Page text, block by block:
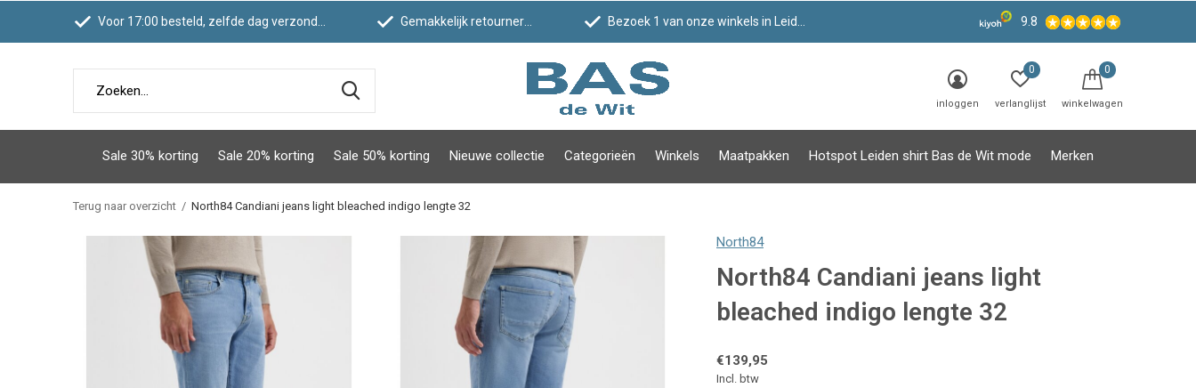
Sale 30% korting Sale 20% korting Sale 50% korting Nieuwe collectie Categorieën Winkels Maatpakken Hotspot Leiden shirt Bas de Wit mode Merken
inloggen verlanglijst
0
winkelwagen
0
Voor 17:00 besteld, zelfde dag verzonden Gemakkelijk retourneren Bezoek 1 van onze winkels in Leiden! 9.8
Terug naar overzicht North84 Candiani jeans light bleached indigo lengte 32
North84
North84 Candiani jeans light
bleached indigo lengte 32
€139,95
Incl. btw